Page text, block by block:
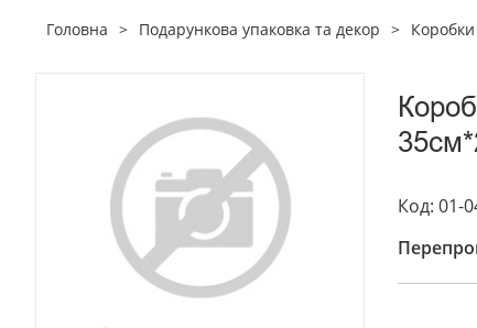
Головна Подарункова упаковка та декор
Код: 01-